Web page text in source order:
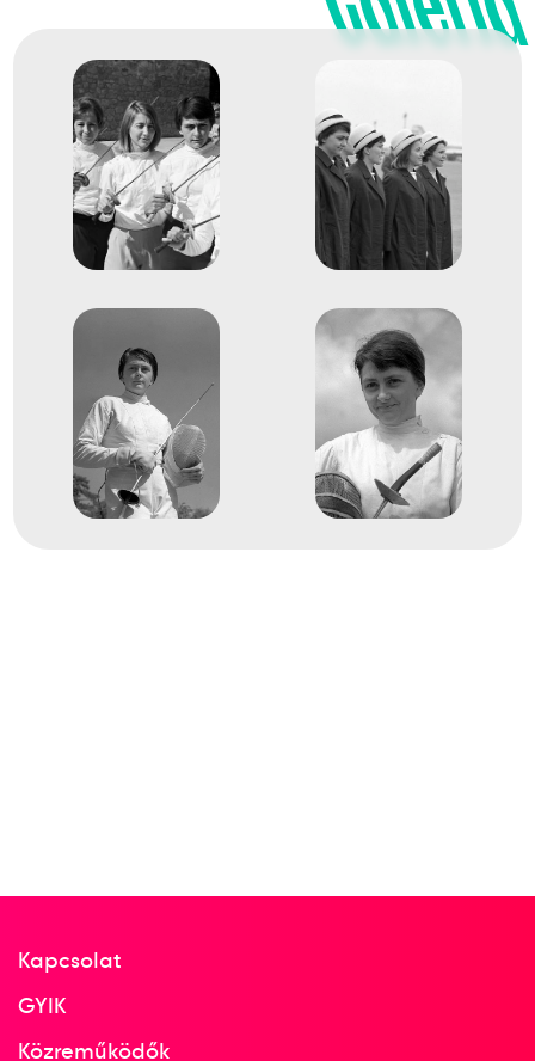
2
1962
Buenos Aires
Argentína
Vívó-világbajnokság
Juhász Katalin
Nyári Magdolna
Rejtő Ildikó
Gulácsy Mária
Tőr csapat
Kapcsolat
GYIK
Közreműködők